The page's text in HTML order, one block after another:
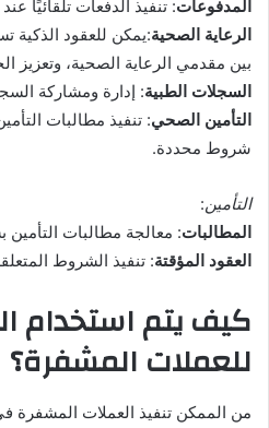
المدفوعات: تنفيذ الدفعات تلقائيًا
الرعاية الصحية:يمكن للعقود الذكية
بين مقدمي الرعاية الصحية، وتعزيز
السجلات الطبية: إدارة ومشاركة
التأمين الصحي: تنفيذ مطالبات
شروط محددة.
التأمين:
المطالبات: معالجة مطالبات
العقود المؤقتة: تنفيذ الشروط
كيف يتم استخدام
للعملات المشفرة؟
من الممكن تنفيذ العملات المشفرة